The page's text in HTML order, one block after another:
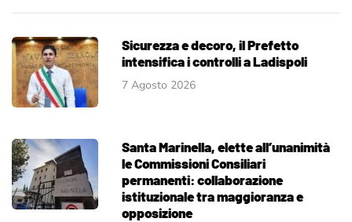
Sicurezza e decoro, il Prefetto
intensifica i controlli a Ladispoli
7 Agosto 2026
Santa Marinella, elette all’unanimità
le Commissioni Consiliari
permanenti: collaborazione
istituzionale tra maggioranza e
opposizione